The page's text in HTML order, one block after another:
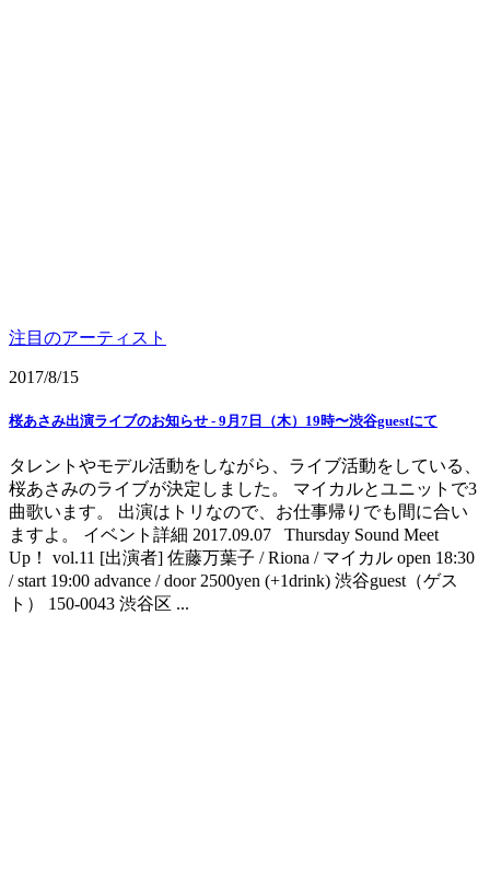
注目のアーティスト
2017/8/15
桜あさみ出演ライブのお知らせ - 9月7日（木）19時〜渋谷guest‬にて
タレントやモデル活動をしながら、ライブ活動をしている、
桜あさみのライブが決定しました。‬ ‪マイカルとユニットで3
曲歌います。‬ ‪出演はトリなので、お仕事帰りでも間に合い
ますよ。‬ ‪イベント詳細‬ 2017.09.07 Thursday Sound Meet
Up！ vol.11 [出演者] 佐藤万葉子 / Riona / マイカル open 18:30
/ start 19:00 advance / door 2500yen (+1drink) 渋谷guest（ゲス
ト） 150-0043 渋谷区 ...